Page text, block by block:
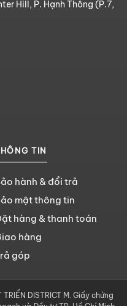
Hill, P. Hạnh Thông (P.7,
TIN
hành & đổi trả
mật thông tin
hàng & thanh toán
hàng
góp
DISTRICT M. Giấy chứng